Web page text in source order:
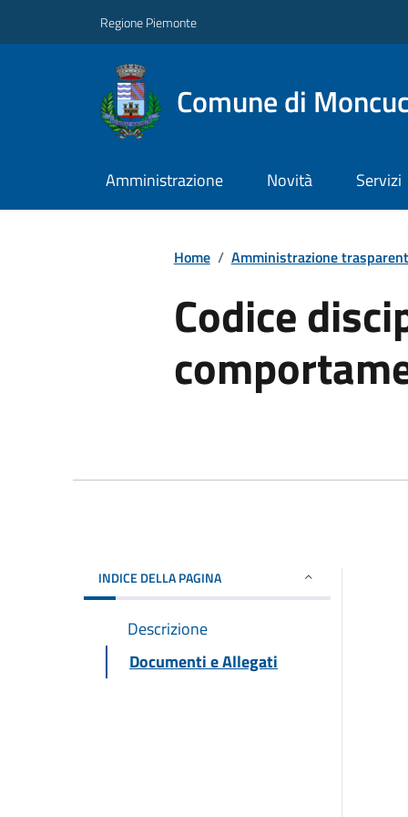
Regione Piemonte
Comune di
Amministrazione Novità Servizi
Home / Amministrazione
Codice
INDICE DELLA PAGINA
Descrizione
Documenti e Allegati